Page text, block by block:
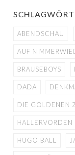
ABENDSCHAU
AUF
BRAUSEBOYS
DADA
DIE GOLDENEN
HALLERVORDEN
HUGO BALL